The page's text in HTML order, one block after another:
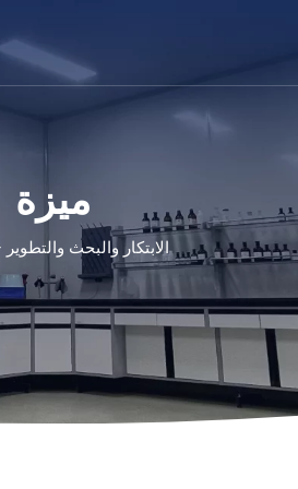
ميزة
الابتكار والبحث والتطوير